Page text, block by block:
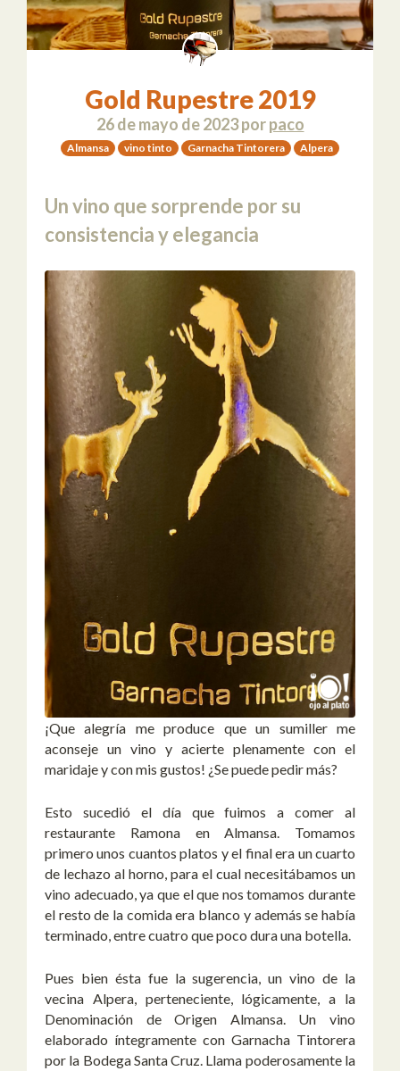
Gold Rupestre 2019
26 de mayo de 2023porpaco
Almansa vino tinto Garnacha Tintorera Alpera
Un vino que sorprende por su
consistencia y elegancia
¡Que alegría me produce que un sumiller me
aconseje un vino y acierte plenamente con el
maridaje y con mis gustos! ¿Se puede pedir más?
Esto sucedió el día que fuimos a comer al
restaurante Ramona en Almansa. Tomamos
primero unos cuantos platos y el final era un cuarto
de lechazo al horno, para el cual necesitábamos un
vino adecuado, ya que el que nos tomamos durante
el resto de la comida era blanco y además se había
terminado, entre cuatro que poco dura una botella.
Pues bien ésta fue la sugerencia, un vino de la
vecina Alpera, perteneciente, lógicamente, a la
Denominación de Origen Almansa. Un vino
elaborado íntegramente con Garnacha Tintorera
por la Bodega Santa Cruz. Llama poderosamente la